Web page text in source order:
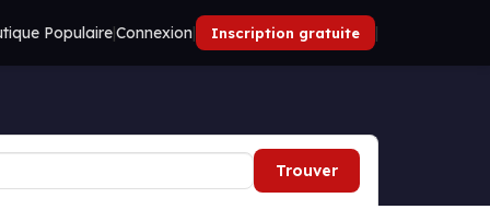
Populaire|Connexion| Inscription gratuite |
Trouver